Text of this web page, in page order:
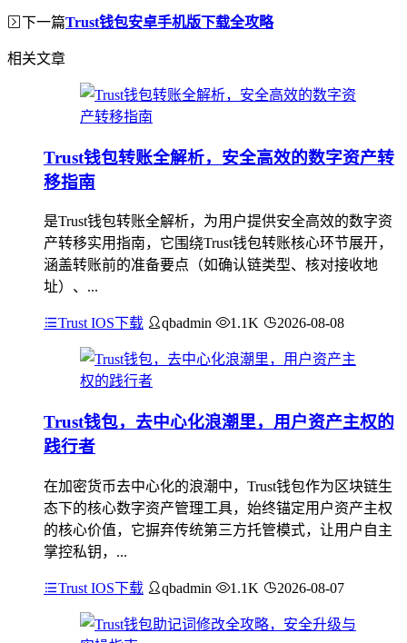
下一篇Trust钱包安卓手机版下载全攻略
相关文章
Trust钱包转账全解析，安全高效的数字资产转
移指南
是Trust钱包转账全解析，为用户提供安全高效的数字资
产转移实用指南，它围绕Trust钱包转账核心环节展开，
涵盖转账前的准备要点（如确认链类型、核对接收地
址）、...
Trust IOS下载 qbadmin 1.1K 2026-08-08
Trust钱包，去中心化浪潮里，用户资产主权的
践行者
在加密货币去中心化的浪潮中，Trust钱包作为区块链生
态下的核心数字资产管理工具，始终锚定用户资产主权
的核心价值，它摒弃传统第三方托管模式，让用户自主
掌控私钥，...
Trust IOS下载 qbadmin 1.1K 2026-08-07